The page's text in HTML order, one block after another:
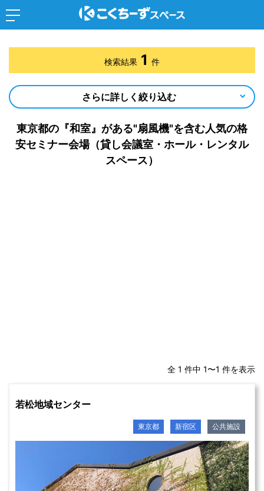
東京都の『和室』がある"扇風機"を含む人気の格
安セミナー会場（貸し会議室・ホール・レンタル
スペース）
全 1 件中 1〜1 件を表示
若松地域センター
東京都 新宿区 公共施設
検索結果 1 件
さらに詳しく絞り込む